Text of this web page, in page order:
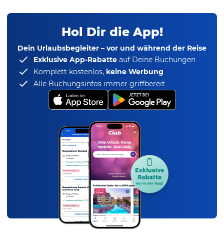
Hol Dir die App!
Dein Urlaubsbegleiter – vor und während der Reise
Exklusive App-Rabatte auf Deine Buchungen
Komplett kostenlos, keine Werbung
Alle Buchungsinfos immer griffbereit